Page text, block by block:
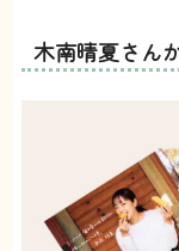
木南晴夏さん